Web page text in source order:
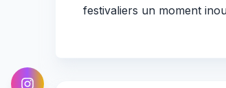
festivaliers un moment